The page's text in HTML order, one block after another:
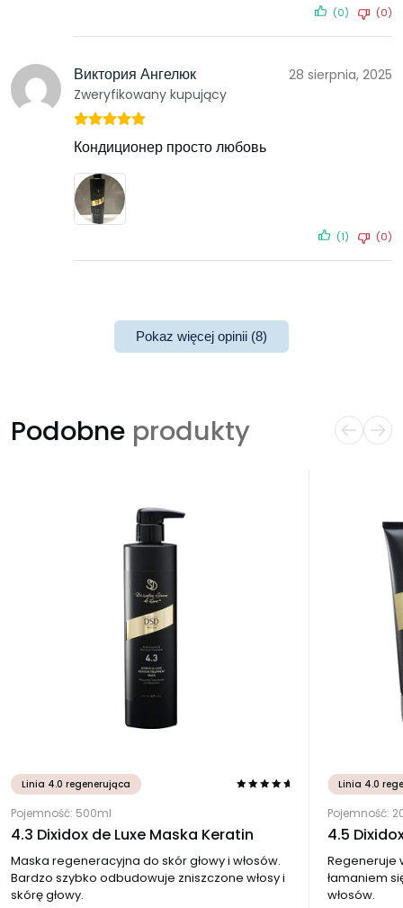
(0) (0)
Виктория Ангелюк
Zweryfikowany kupujący
28 sierpnia, 2025
Кондиционер просто любовь
(1) (0)
Pokaz więcej opinii (8)
Podobne produkty
Linia 4.0 regenerująca
Pojemność: 500ml
4.3 Dixidox de Luxe Maska Keratin
Maska regeneracyjna do skór głowy i włosów.
Bardzo szybko odbudowuje zniszczone włosy i
skórę głowy.
Linia 4.0
Pojemność:
4.5
Regeneruje
łamaniem
włosów.